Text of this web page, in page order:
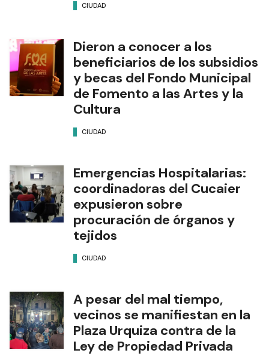
CIUDAD
Dieron a conocer a los
beneficiarios de los subsidios
y becas del Fondo Municipal
de Fomento a las Artes y la
Cultura
CIUDAD
Emergencias Hospitalarias:
coordinadoras del Cucaier
expusieron sobre
procuración de órganos y
tejidos
CIUDAD
A pesar del mal tiempo,
vecinos se manifiestan en la
Plaza Urquiza contra de la
Ley de Propiedad Privada